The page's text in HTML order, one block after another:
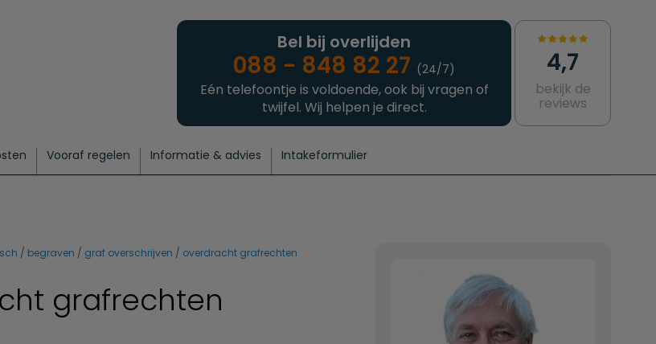
Bel bij overlijden
088 - 848 82 27 (24/7)
Eén telefoontje is voldoende, ook bij vragen of
twijfel. Wij helpen je direct.
4,7
bekijk de
reviews
Vooraf regelen Informatie & advies Intakeformulier
begraven graf overschrijven overdracht grafrechten
grafrechten